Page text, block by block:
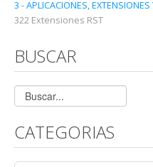
Enlaces
3 - APLICACIONES, EXTENSIONES
322 Extensiones RST
BUSCAR
CATEGORIAS